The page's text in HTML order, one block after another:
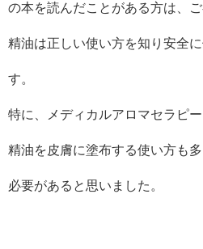
の本を読んだことがある方は、
精油は正しい使い方を知り安全
す。
特に、メディカルアロマセラピ
精油を皮膚に塗布する使い方も
必要があると思いました。